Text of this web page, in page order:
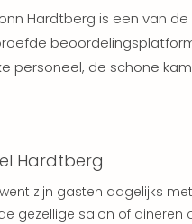
Hardtberg is een van de
personeel, de schone
Hardtberg
zijn gasten dagelijks met
gezellige salon of